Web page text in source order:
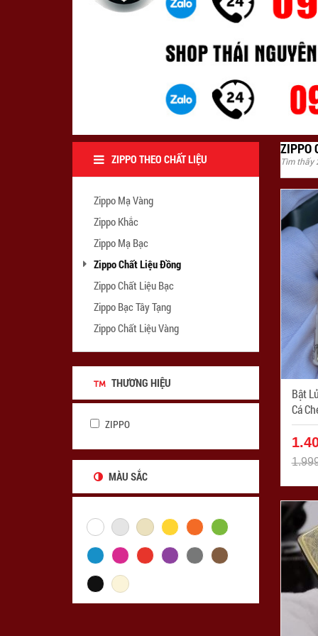
ZIPPO
Tìm thấy
Bật
Cá
ZIPPO THEO CHẤT LIỆU
Zippo Mạ Vàng
Zippo Khắc
Zippo Mạ Bạc
Zippo Chất Liệu Đồng
Zippo Chất Liệu Bạc
Zippo Bạc Tây Tạng
Zippo Chất Liệu Vàng
THƯƠNG HIỆU
ZIPPO
MÀU SẮC